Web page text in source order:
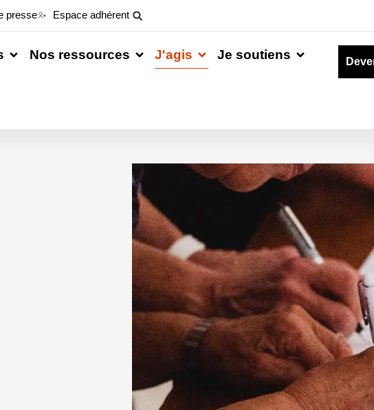
presse Espace adhérent
Nos ressources J'agis Je soutiens